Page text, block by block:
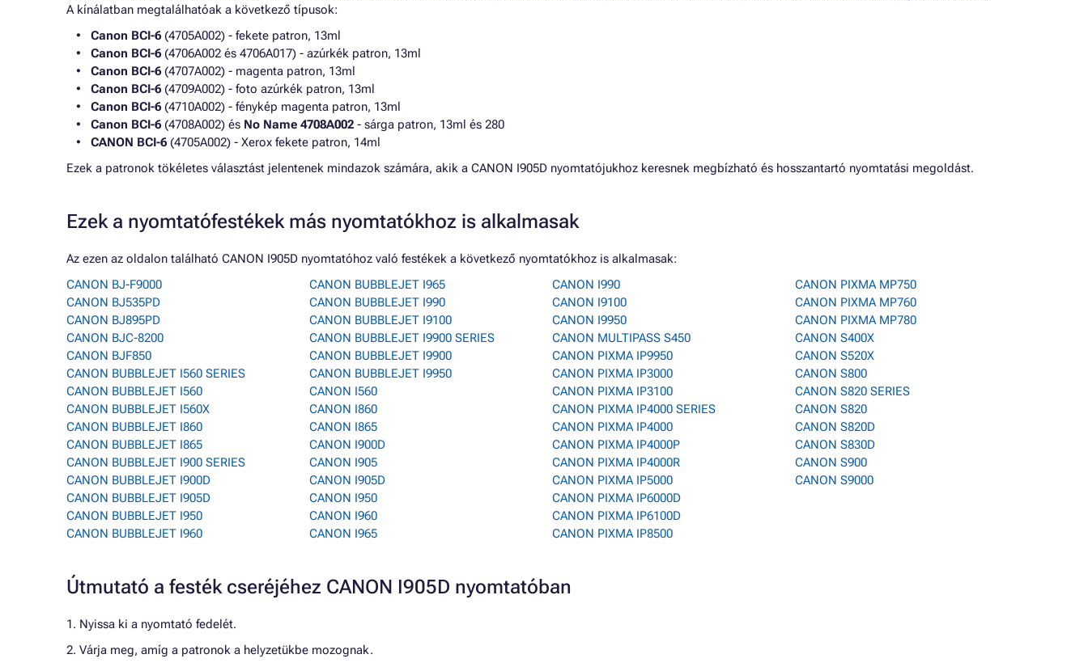
A kínálatban megtalálhatóak a következő típusok:
Canon BCI-6(4705A002) - fekete patron, 13ml
Canon BCI-6(4706A002 és 4706A017) - azúrkék patron, 13ml
Canon BCI-6(4707A002) - magenta patron, 13ml
Canon BCI-6(4709A002) - foto azúrkék patron, 13ml
Canon BCI-6(4710A002) - fénykép magenta patron, 13ml
Canon BCI-6(4708A002) és No Name 4708A002 - sárga patron, 13ml és 280
CANON BCI-6(4705A002) - Xerox fekete patron, 14ml
Ezek a patronok tökéletes választást jelentenek mindazok számára, akik a CANON I905D nyomtatójukhoz keresnek megbízható és hosszantartó nyomtatási megoldást.
Ezek a nyomtatófestékek más nyomtatókhoz is alkalmasak
Az ezen az oldalon található CANON I905D nyomtatóhoz való festékek a következő nyomtatókhoz is alkalmasak:
CANON BJ-F9000
CANON BJ535PD
CANON BJ895PD
CANON BJC-8200
CANON BJF850
CANON BUBBLEJET I560 SERIES
CANON BUBBLEJET I560
CANON BUBBLEJET I560X
CANON BUBBLEJET I860
CANON BUBBLEJET I865
CANON BUBBLEJET I900 SERIES
CANON BUBBLEJET I900D
CANON BUBBLEJET I905D
CANON BUBBLEJET I950
CANON BUBBLEJET I960
CANON BUBBLEJET I965
CANON BUBBLEJET I990
CANON BUBBLEJET I9100
CANON BUBBLEJET I9900 SERIES
CANON BUBBLEJET I9900
CANON BUBBLEJET I9950
CANON I560
CANON I860
CANON I865
CANON I900D
CANON I905
CANON I905D
CANON I950
CANON I960
CANON I965
CANON I990
CANON I9100
CANON I9950
CANON MULTIPASS S450
CANON PIXMA IP9950
CANON PIXMA IP3000
CANON PIXMA IP3100
CANON PIXMA IP4000 SERIES
CANON PIXMA IP4000
CANON PIXMA IP4000P
CANON PIXMA IP4000R
CANON PIXMA IP5000
CANON PIXMA IP6000D
CANON PIXMA IP6100D
CANON PIXMA IP8500
CANON PIXMA MP750
CANON PIXMA MP760
CANON PIXMA MP780
CANON S400X
CANON S520X
CANON S800
CANON S820 SERIES
CANON S820
CANON S820D
CANON S830D
CANON S900
CANON S9000
Útmutató a festék cseréjéhez CANON I905D nyomtatóban
1. Nyissa ki a nyomtató fedelét.
2. Várja meg, amíg a patronok a helyzetükbe mozognak.